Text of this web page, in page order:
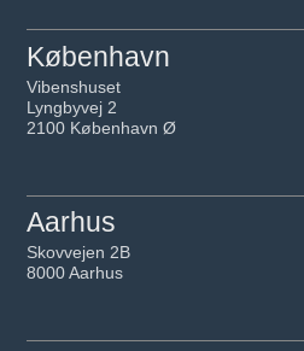
København
Vibenshuset
Lyngbyvej 2
2100 København Ø
Aarhus
Skovvejen 2B
8000 Aarhus